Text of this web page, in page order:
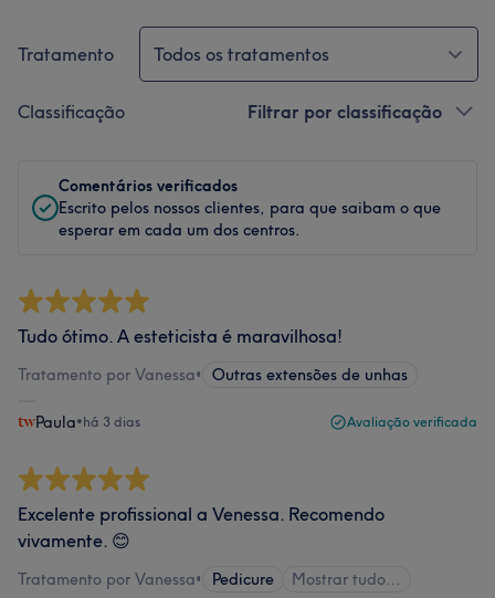
Tratamento Todos os tratamentos
Classificação Filtrar por classificação
Comentários verificados
Escrito pelos nossos clientes, para que saibam o que
esperar em cada um dos centros.
Tudo ótimo. A esteticista é maravilhosa!
Tratamento por Vanessa• Outras extensões de unhas
Paula•há 3 dias Avaliação verificada
Excelente profissional a Venessa. Recomendo
vivamente. 😊
Tratamento por Vanessa• Pedicure Mostrar tudo…